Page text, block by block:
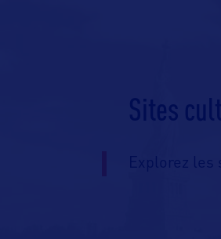
Sites
Explorez les